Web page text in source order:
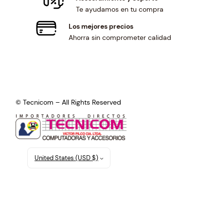
Te ayudamos en tu compra
Los mejores precios
Ahorra sin comprometer calidad
© Tecnicom – All Rights Reserved
United States (USD $)